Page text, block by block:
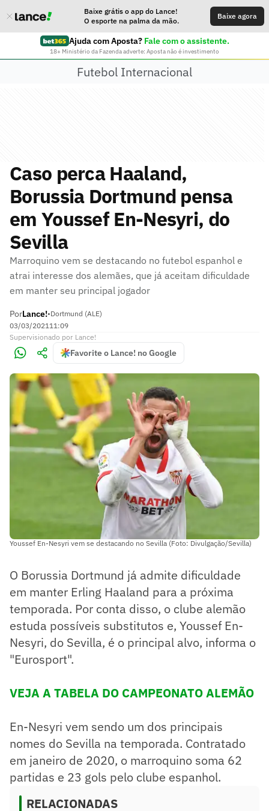
Baixe grátis o app do Lance!
O esporte na palma da mão.
Baixe agora
Ajuda com Aposta? Fale com o assistente.
18+ Ministério da Fazenda adverte: Aposta não é investimento
Futebol Internacional
Caso perca Haaland,
Borussia Dortmund pensa
em Youssef En-Nesyri, do
Sevilla
Marroquino vem se destacando no futebol espanhol e
atrai interesse dos alemães, que já aceitam dificuldade
em manter seu principal jogador
PorLance!•Dortmund (ALE)
03/03/202111:09
Supervisionado por Lance!
Favorite o Lance! no Google
Youssef En-Nesyri vem se destacando no Sevilla (Foto: Divulgação/Sevilla)
O Borussia Dortmund já admite dificuldade
em manter Erling Haaland para a próxima
temporada. Por conta disso, o clube alemão
estuda possíveis substitutos e, Youssef En-
Nesyri, do Sevilla, é o principal alvo, informa o
"Eurosport".
VEJA A TABELA DO CAMPEONATO ALEMÃO
En-Nesyri vem sendo um dos principais
nomes do Sevilla na temporada. Contratado
em janeiro de 2020, o marroquino soma 62
partidas e 23 gols pelo clube espanhol.
RELACIONADAS